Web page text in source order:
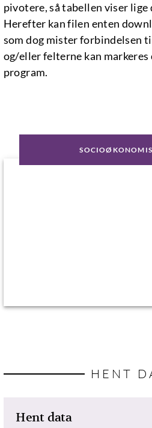
pivotere, så tabellen viser lige
Herefter kan filen enten
som dog mister forbindelsen
og/eller felterne kan markeres
program.
HENT
Hent data